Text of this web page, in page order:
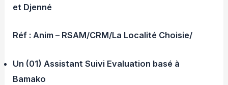
et Djenné
Réf : Anim – RSAM/CRM/La Localité Choisie/
Un (01) Assistant Suivi Evaluation basé à
Bamako